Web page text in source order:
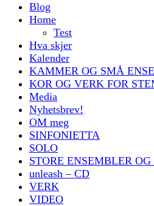
Blog
Home
Test
Hva skjer
Kalender
KAMMER OG SMÅ
KOR OG VERK FOR
Media
Nyhetsbrev!
OM meg
SINFONIETTA
SOLO
STORE ENSEMBLER
unleash – CD
VERK
VIDEO